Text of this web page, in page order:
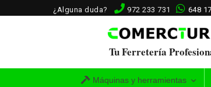
¿Alguna duda? 972 233 731 648
Tu Ferretería
Máquinas y herramientas